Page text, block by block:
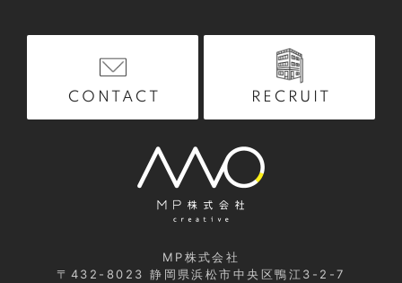
CONTACT RECRUIT
MP株式会社
〒432-8023静岡県浜松市中央区鴨江3-2-7